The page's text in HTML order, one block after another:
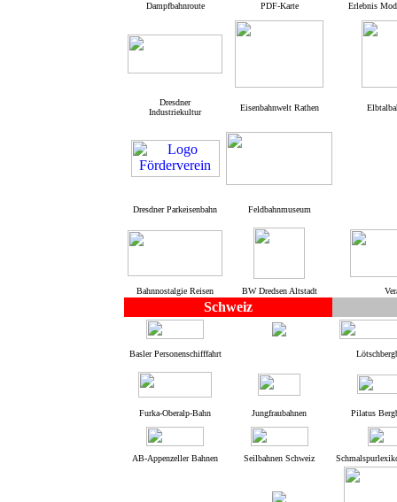
Dampfbahnroute PDF-Karte Erlebnis
Dresdner
Industriekultur
Eisenbahnwelt Rathen
Dresdner Parkeisenbahn Feldbahnmuseum
Bahnnostalgie Reisen BW Dredsen Altstadt
Schweiz
Basler Personenschifffahrt
Furka-Oberalp-Bahn Jungfraubahnen Pilatus
AB-Appenzeller Bahnen Seilbahnen Schweiz